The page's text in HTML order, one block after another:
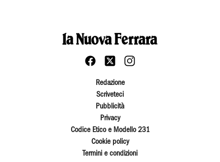
Redazione
Scriveteci
Pubblicità
Privacy
Codice Etico e Modello 231
Cookie policy
Termini e condizioni